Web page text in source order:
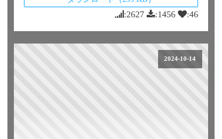
:2627 :1456 :46
2024-10-14